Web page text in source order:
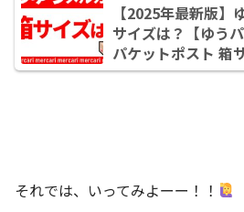
【2025年最新版】
サイズは？【ゆう
パケットポスト 箱
ラス 箱サイズ/ゆ
それでは、いってみよーー！！